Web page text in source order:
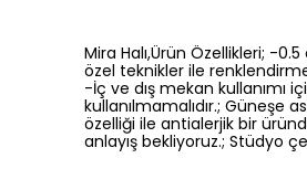
Mira Halı,Ürün Özellikleri; -
özel teknikler ile
-İç ve dış mekan kullanımı
kullanılmamalıdır.;
özelliği ile antialerjik bir
anlayış bekliyoruz.; Stüdyo